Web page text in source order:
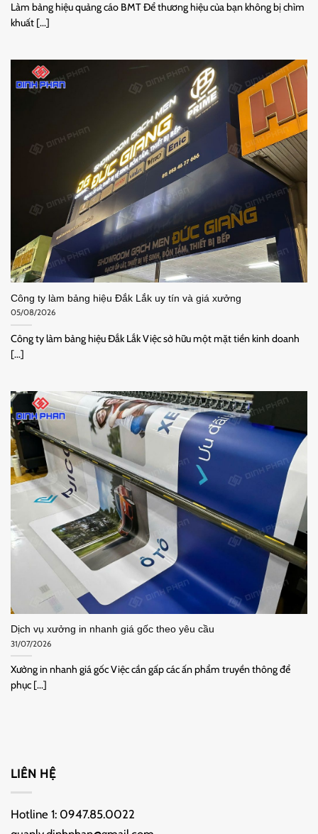
Làm bảng hiệu quảng cáo BMT Để thương hiệu của bạn không bị chìm
khuất [...]
Công ty làm bảng hiệu Đắk Lắk uy tín và giá xưởng
05/08/2026
Công ty làm bảng hiệu Đắk Lắk Việc sở hữu một mặt tiền kinh doanh
[...]
Dịch vụ xưởng in nhanh giá gốc theo yêu cầu
31/07/2026
Xưởng in nhanh giá gốc Việc cần gấp các ấn phẩm truyền thông để
phục [...]
LIÊN HỆ
Hotline 1: 0947.85.0022